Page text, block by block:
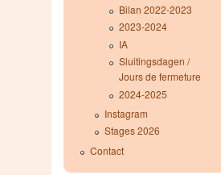
Bilan 2022-2023
2023-2024
IA
Sluitingsdagen /
Jours de fermeture
2024-2025
Instagram
Stages 2026
Contact